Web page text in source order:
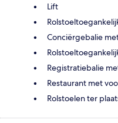
Lift
Conciërgebalie
Registratiebalie
Restaurant met
Rolstoelen ter